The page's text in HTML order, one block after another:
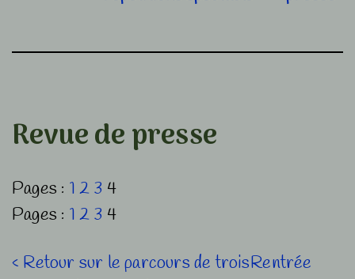
Revue de presse
Pages : 1 2 3 4
Pages : 1 2 3 4
Navigation
Previous
‹ Retour sur le parcours de troisNext
Rentrée